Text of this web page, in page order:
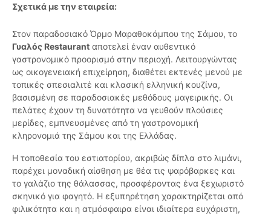
Σχετικά με την εταιρεία:
Στον παραδοσιακό Όρμο Μαραθοκάμπου της Σάμου, το
Γυαλός Restaurant αποτελεί έναν αυθεντικό
γαστρονομικό προορισμό στην περιοχή. Λειτουργώντας
ως οικογενειακή επιχείρηση, διαθέτει εκτενές μενού με
τοπικές σπεσιαλιτέ και κλασική ελληνική κουζίνα,
βασισμένη σε παραδοσιακές μεθόδους μαγειρικής. Οι
πελάτες έχουν τη δυνατότητα να γευθούν πλούσιες
μερίδες, εμπνευσμένες από τη γαστρονομική
κληρονομιά της Σάμου και της Ελλάδας.
Η τοποθεσία του εστιατορίου, ακριβώς δίπλα στο λιμάνι,
παρέχει μοναδική αίσθηση με θέα τις ψαρόβαρκες και
το γαλάζιο της θάλασσας, προσφέροντας ένα ξεχωριστό
σκηνικό για φαγητό. Η εξυπηρέτηση χαρακτηρίζεται από
φιλικότητα και η ατμόσφαιρα είναι ιδιαίτερα ευχάριστη,